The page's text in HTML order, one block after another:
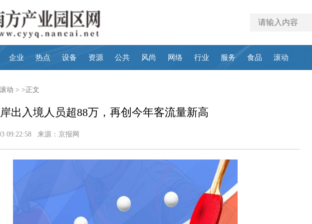
企业 热点 设备 资源 公共 风尚 网络 行业 服务 食品 滚动
滚动 > >正文
出入境人员超88万，再创今年客流量新高
09:22:58 来源：京报网